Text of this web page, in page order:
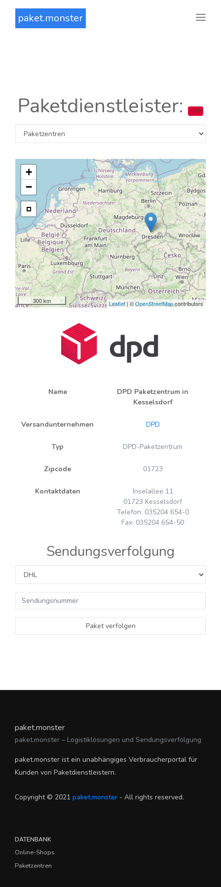
paket.monster
Paketdienstleister: DPD
+
−
300 km Leaflet | ©OpenStreetMapcontributors
Name
DPD Paketzentrum in
Kesselsdorf
Versandunternehmen DPD
Typ DPD-Paketzentrum
Zipcode 01723
Kontaktdaten
Inselallee 11
01723 Kesselsdorf
Telefon: 035204 654-0
Fax: 035204 654-50
Sendungsverfolgung
Paket verfolgen
paket.monster
paket.monster – Logistiklösungen und Sendungsverfolgung
paket.monster ist ein unabhängiges Verbraucherportal für
Kunden von Paketdienstleistern.
Copyright © 2021 paket.monster - All rights reserved.
DATENBANK
Online-Shops
Paketzentren